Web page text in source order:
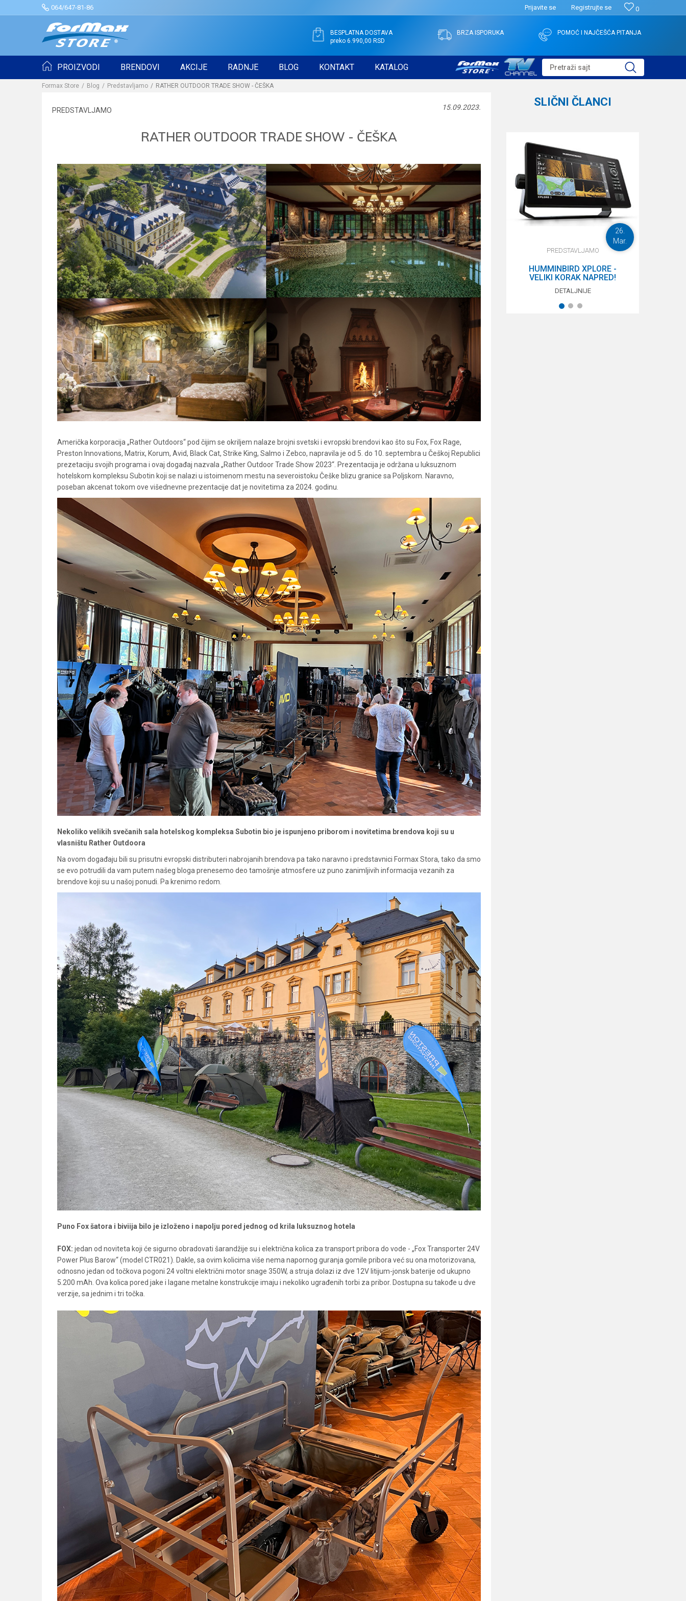
064/647-81-86 0
Prijavite se Registrujte se
BESPLATNA DOSTAVA
preko 6.990,00 RSD
BRZA ISPORUKA POMOĆ I NAJČEŠĆA PITANJA
PROIZVODI BRENDOVI AKCIJE RADNJE BLOG KONTAKT KATALOG Pretraži sajt
Formax Store Blog Predstavljamo RATHER OUTDOOR TRADE SHOW - ČEŠKA
PREDSTAVLJAMO 15.09.2023.
RATHER OUTDOOR TRADE SHOW - ČEŠKA
Američka korporacija „Rather Outdoors“ pod čijim se okriljem nalaze brojni svetski i evropski brendovi kao što su Fox, Fox Rage,
Preston Innovations, Matrix, Korum, Avid, Black Cat, Strike King, Salmo i Zebco, napravila je od 5. do 10. septembra u Češkoj Republici
prezetaciju svojih programa i ovaj događaj nazvala „Rather Outdoor Trade Show 2023“. Prezentacija je održana u luksuznom
hotelskom kompleksu Subotin koji se nalazi u istoimenom mestu na severoistoku Češke blizu granice sa Poljskom. Naravno,
poseban akcenat tokom ove višednevne prezentacije dat je novitetima za 2024. godinu.
Nekoliko velikih svečanih sala hotelskog kompleksa Subotin bio je ispunjeno priborom i novitetima brendova koji su u
vlasništu Rather Outdoora
Na ovom događaju bili su prisutni evropski distributeri nabrojanih brendova pa tako naravno i predstavnici Formax Stora, tako da smo
se evo potrudili da vam putem našeg bloga prenesemo deo tamošnje atmosfere uz puno zanimljivih informacija vezanih za
brendove koji su u našoj ponudi. Pa krenimo redom.
Puno Fox šatora i biviija bilo je izloženo i napolju pored jednog od krila luksuznog hotela
FOX: jedan od noviteta koji će sigurno obradovati šarandžije su i električna kolica za transport pribora do vode - „Fox Transporter 24V
Power Plus Barow“ (model CTR021). Dakle, sa ovim kolicima više nema napornog guranja gomile pribora već su ona motorizovana,
odnosno jedan od točkova pogoni 24 voltni električni motor snage 350W, a struja dolazi iz dve 12V litijum-jonsk baterije od ukupno
5.200 mAh. Ova kolica pored jake i lagane metalne konstrukcije imaju i nekoliko ugrađenih torbi za pribor. Dostupna su takođe u dve
verzije, sa jednim i tri točka.
SLIČNI ČLANCI
23.
Apr.
PREDSTAVLJAMO
TORK - OLUJA IZ CARP
PRO-A!
DETALJNIJE
26.
Mar.
PREDSTAVLJAMO
HUMMINBIRD XPLORE -
VELIKI KORAK NAPRED!
DETALJNIJE
1 2 3